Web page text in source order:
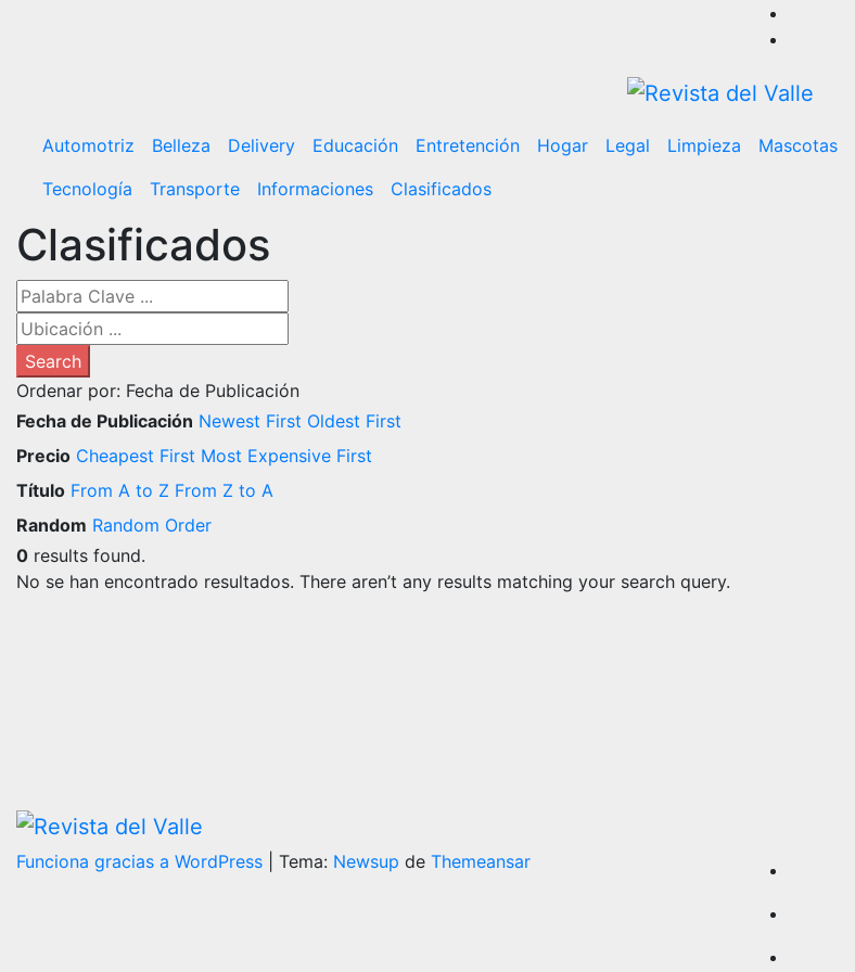
Automotriz Belleza Delivery Educación Entretención Hogar Legal Limpieza Mascotas
Tecnología
Transporte Informaciones Clasificados
Clasificados
Search
Ordenar por: Fecha de Publicación
Fecha de Publicación Newest First Oldest First
Precio Cheapest First Most Expensive First
Título From A to Z From Z to A
Random Random Order
0 results found.
No se han encontrado resultados. There aren’t any results matching your search query.
Funciona gracias a WordPress Tema: Newsup de Themeansar